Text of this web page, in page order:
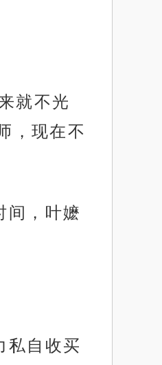
就不光
，现在不
间，叶嬷
私自收买